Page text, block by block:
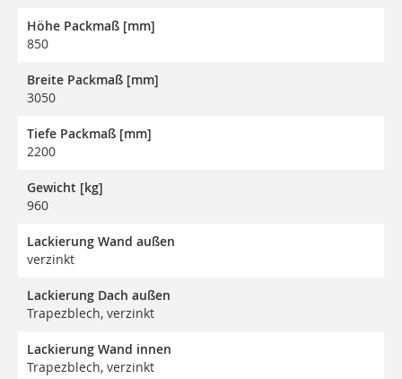
Höhe Packmaß [mm]
850
Breite Packmaß [mm]
3050
Tiefe Packmaß [mm]
2200
Gewicht [kg]
960
Lackierung Wand außen
verzinkt
Lackierung Dach außen
Trapezblech, verzinkt
Lackierung Wand innen
Trapezblech, verzinkt